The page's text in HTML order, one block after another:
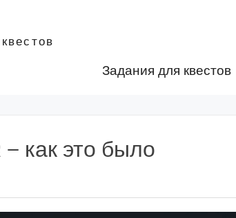
Задания для квестов
— как это было